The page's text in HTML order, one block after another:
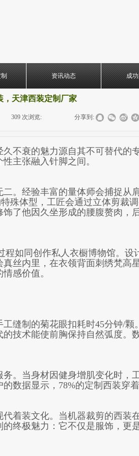
资讯动态 成
，天津西装定制厂家
309 次浏览: 分享到:
不衰的魅力源自其不可替代的
主张融入针脚之间。
。经验丰富的量体师会捕捉从
殊体型，工匠会通过立体剪裁
了他因久坐形成的腰腹赘肉，
程如同创作私人衣橱博物馆。
丝内里，在衣领背面刺绣梵高
感价值。
缝制的菊花眼扣耗时45分钟/
技术能使前胸保持自然弧度。
。当身材因健身增肌变化时，
数据显示，78%的定制西装穿
着装文化。当机器裁剪的西装
极魅力：它不仅是服饰，更